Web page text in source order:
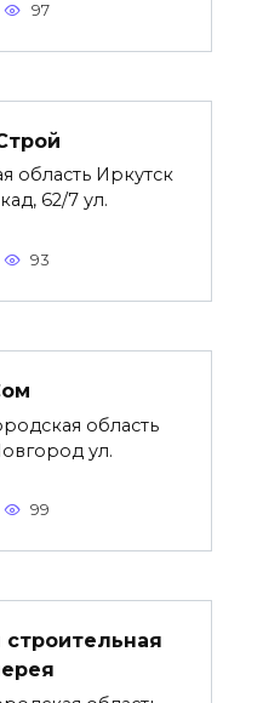
97
область Иркутск
62/7 ул.
93
область
ул.
99